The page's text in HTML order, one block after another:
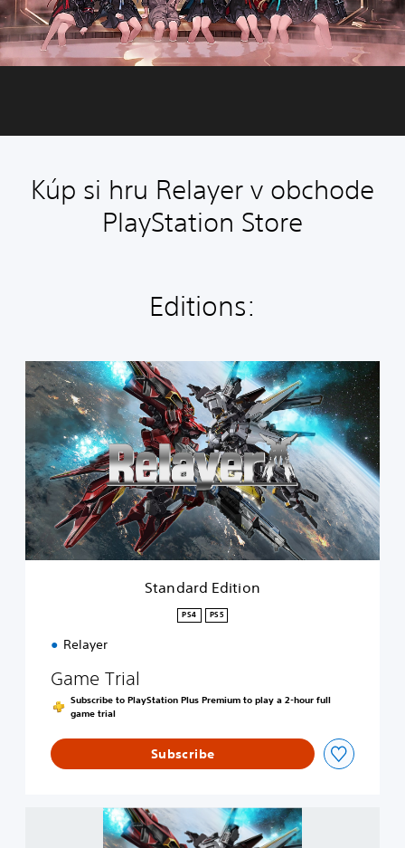
Kúp si hru Relayer v obchode
PlayStation Store
Editions:
S
t
a
r
d
E
d
i
t
Standard Edition
PS4 PS5
Relayer
Game Trial
Subscribe to PlayStation Plus Premium to play a 2-hour full
game trial
Subscribe